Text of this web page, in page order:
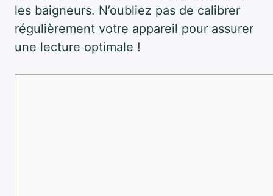
les baigneurs. N’oubliez pas de calibrer
régulièrement votre appareil pour assurer
une lecture optimale !